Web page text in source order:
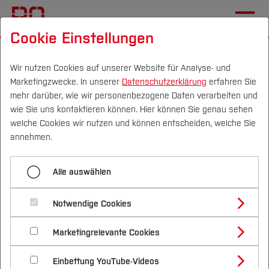
Campus Personen DE|EN Quicklinks
Studium
Studienangebote
Bachelorstudiengänge
Masterstudiengänge
Vor dem Studium
Bewerben & Einschreiben
Bewerbungsportal
Im Studium
Studienbüros und Prüfungen
Nach dem Studium
Forschung & Transfer
Profil
Forschungs- und Transferprofil
Schwerpunkte (FuT)
Beratung & Förderung
Nachhaltigkeit
Nachhaltigkeit studieren
International
Internationale Bewerber*innen
Bewerbung
Menü aufklappen
Bewerbung
Einschreibung & Studienstart
Leben in Deutschland
Bewerbung
Für die Bewerbung an der Hochschule Bochum
gibt es zwei Bewerbergruppen. Welche Gruppe für
Sie gilt, hängt von Ihrer Staatsangehörigkeit und
dem Land ab, in dem Sie Ihre
Cookie Einstellungen
Wir nutzen Cookies auf unserer Website für Analyse- und
Marketingzwecke. In unserer Datenschutzerklärung erfahren Sie
mehr darüber, wie wir personenbezogene Daten verarbeiten und
wie Sie uns kontaktieren können. Hier können Sie genau sehen
welche Cookies wir nutzen und können entscheiden, welche Sie
annehmen.
Alle auswählen
Notwendige Cookies
Marketingrelevante Cookies
Einbettung YouTube-Videos